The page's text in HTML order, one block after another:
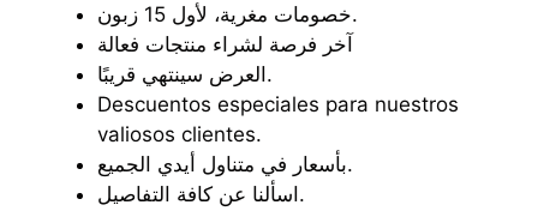
خصومات مغرية، لأول 15 زبون.
آخر فرصة لشراء منتجات فعالة
العرض سينتهي قريبًا.
Descuentos especiales para nuestros
valiosos clientes.
بأسعار في متناول أيدي الجميع.
اسألنا عن كافة التفاصيل.